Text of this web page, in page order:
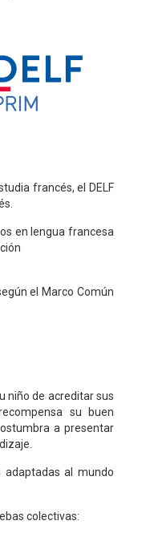
francés, el DELF
en lengua francesa
el Marco Común
niño de acreditar sus
su buen
a presentar
adaptadas al mundo
colectivas: